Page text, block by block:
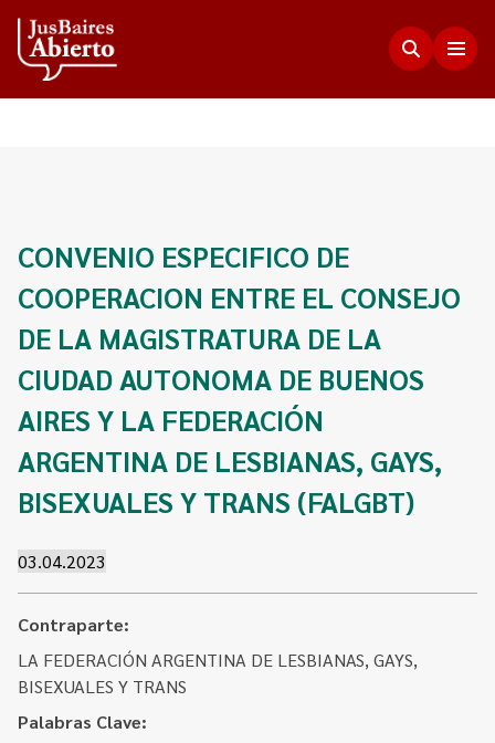
Plenario de Consejeros
Estadísticas
Presupuesto, compras, nómina de personal y
Memorias
Acceso a la información Pública
Pedido de Acceso a la Información online
Tenés Derechos
Innovación en la Justicia
Visualización de Datos
Redes Internacionales
Encuentros anteriores
Participación Ciudadana
Programa Protagonistas de Justicia
Innovación e incidencia
Programa Educación en Derechos Humanos
Transparencia
Novedades
Preguntas Frecuentes
Contacto
CONVENIO ESPECIFICO DE
COOPERACION ENTRE EL CONSEJO
DE LA MAGISTRATURA DE LA
CIUDAD AUTONOMA DE BUENOS
AIRES Y LA FEDERACIÓN
ARGENTINA DE LESBIANAS, GAYS,
BISEXUALES Y TRANS (FALGBT)
03.04.2023
Contraparte:
LA FEDERACIÓN ARGENTINA DE LESBIANAS, GAYS,
BISEXUALES Y TRANS
Palabras Clave: